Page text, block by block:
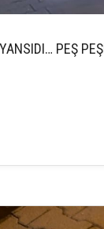
PEŞ